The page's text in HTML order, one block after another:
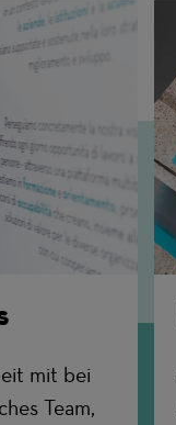
mit bei
Team,